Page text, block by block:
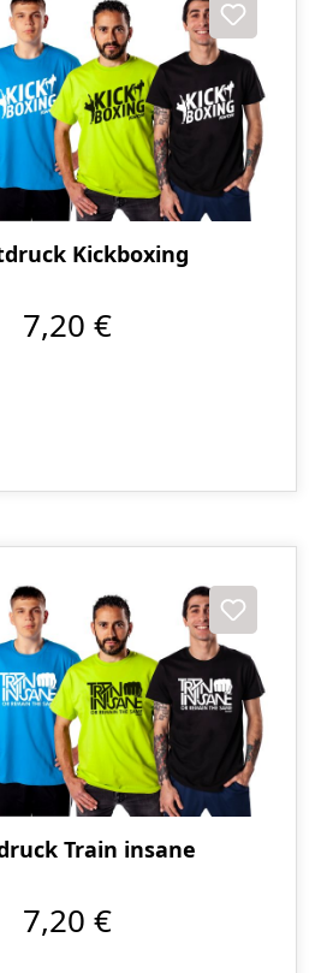
Kickboxing
7,20 €
Train insane
7,20 €